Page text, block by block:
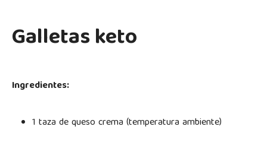
Galletas keto
Ingredientes:
1 taza de queso crema (temperatura ambiente)